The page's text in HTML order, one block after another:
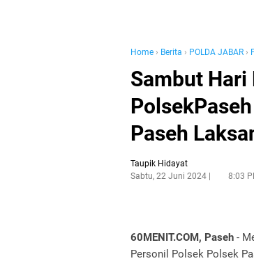
Home › Berita › POLDA JABAR ›
Sambut Hari
Paseh
Taupik Hidayat
Sabtu, 22 Juni 2024
8:03
60MENIT.COM, Paseh -
Personil Polsek Polsek